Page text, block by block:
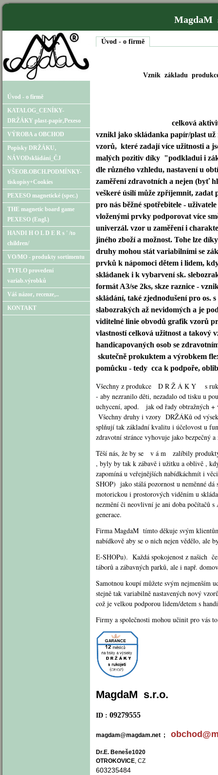
MagdaM
Úvod - o firmě
KATALOG_CENÍKY-
DRŽÁKY plast-papír‚Pexeso
VÝROBA a OBCHOD
Popisky DRŽÁKU‚
NÁVODskládání_ČJ
VŠEOB.OBCH.PODMÍNKY-
tiskopisy+Cookies
PEXESO magnetické (spec.)
THE magnetic board game
PEXESO (Engl.)
HANDI H O L D E R s ' /to
children/
VO/MO - produkty sortimentu
TYFLO provedení
variab.výrobků
Váš názor‚ recenze‚..
KONTAKT
Úvod - o firmě
Vznik základu
celková
vznikl jako skládanka papír/plast už
vzorů, které zadají více užitnosti a
malých pozitiv díky "podkladui i
dle různého vzhledu, nastavení u
zaměření zdravotních a nejen (byť
veškeré úsilí může zpříjemnit, zadat
pro nás běžné spotřebitele -
vloženými prvky podporovat více
univerzál. vzor u zaměření i
jiného zboží a možnost. Tohe lze
druhy mohou stát variabilními se
prvků k nápomoci dětem i lidem,
skládanek i k vybarvení sk.
formát A3/se 2ks, skze raznice -
skládání, také zjednodušení pro os.
slabozrakých až nevidomých a je
viditelné linie obvodů grafik vzorů
vlastností celková užitnost a takový
handicapovaných osob se
skutečně prokuktem a výrobkem
pomůcku - tedy cca k podpoře,
Všechny z produkce D R Ž Á K Y s
- aby nezranilo děti, nezadalo od tisku u
uchycení, apod. jak od řady
Všechny druhy i vzory DRŽÁKů od
splňují tak základní kvalitu i účelovost u
zdravotní stránce vyhovuje jako bezpečný
Těší nás, že by se v á m zalíbily
, byly by tak k zábavě i užitku a oblivě ,
zapomíná u veřejnějších nabídkáchmít i
SHOP) jako stálá pozornost u neměnné
motorickou i prostorových viděním u
nezmění či neovlivní je ani doba počítačů
generace.
Firma MagdaM tímto děkuje svým
nabídkově aby se o nich nejen vědělo, ale
E-SHOPu). Každá spokojenost z našich
táborů a zábavných parků, ale i např.
Samotnou koupí můžete svým nejmenším
stejně tak variabilně nastavených nový
což je velkou podporou lidem/detem s
Firmy a společnosti mohou učinit pro vás
MagdaM s.r.o.
ID : 09279555
magdam@magdam.net ;
Dr.E. Beneše1020
OTROKOVICE,
603235484